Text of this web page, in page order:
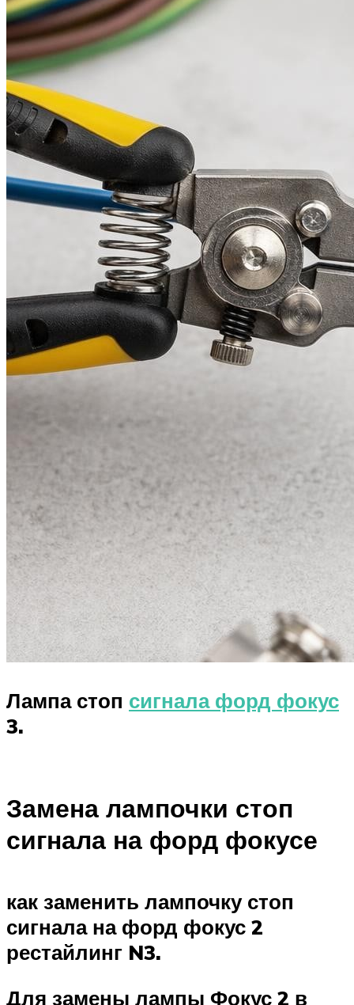
Лампа стоп сигнала форд фокус
3.
Замена лампочки стоп
сигнала на форд фокусе
как заменить лампочку стоп
сигнала на форд фокус 2
рестайлинг N3.
Для замены лампы Фокус 2 в